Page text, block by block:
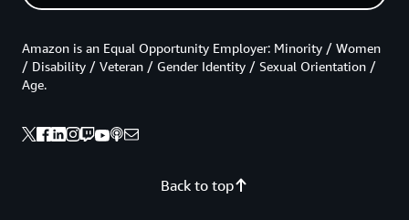
Back to top
Amazon is an Equal Opportunity Employer: Minority / Women
/ Disability / Veteran / Gender Identity / Sexual Orientation /
Age.